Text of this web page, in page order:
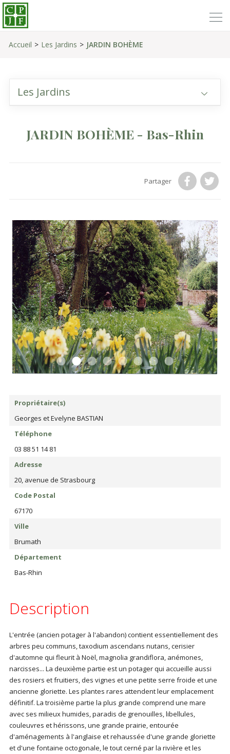
Accueil Les Jardins JARDIN BOHÈME
Les Jardins
JARDIN BOHÈME - Bas-Rhin
Partager
Propriétaire(s)
Georges et Evelyne BASTIAN
Téléphone
03 88 51 14 81
Adresse
20, avenue de Strasbourg
Code Postal
67170
Ville
Brumath
Département
Bas-Rhin
Description
L'entrée (ancien potager à l'abandon) contient essentiellement des
arbres peu communs, taxodium ascendans nutans, cerisier
d'automne qui fleurit à Noël, magnolia grandiflora, anémones,
narcisses... La deuxième partie est un potager qui accueille aussi
des rosiers et fruitiers, des vignes et une petite serre froide et une
ancienne gloriette. Les plantes rares attendent leur emplacement
définitif. La troisième partie la plus grande comprend une mare
avec ses milieux humides, paradis de grenouilles, libellules,
couleuvres et hérissons, une grande prairie, entourée
d'aménagements à l'anglaise et rehaussée d'une grande gloriette
et d'une fontaine octogonale, le tout cerné par la rivière et les